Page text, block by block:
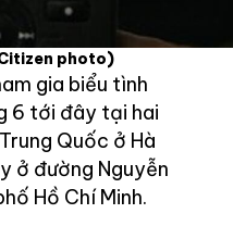
photo)
gia biểu tình
6 tới đây tại hai
Quốc ở Hà
ở đường Nguyễn
Hồ Chí Minh.